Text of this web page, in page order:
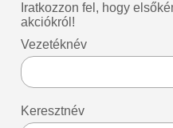
Iratkozzon fel, hogy
akciókról!
Vezetéknév
Keresztnév